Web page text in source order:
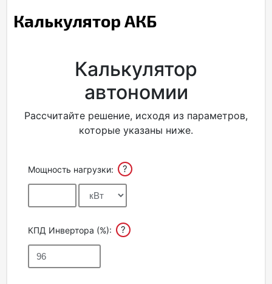
Калькулятор АКБ
Калькулятор
автономии
Рассчитайте решение, исходя из параметров,
которые указаны ниже.
Мощность нагрузки: ?
КПД Инвертора (%): ?